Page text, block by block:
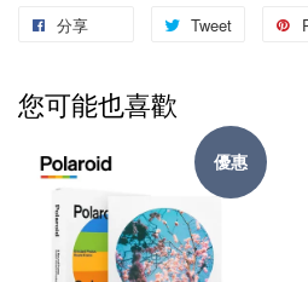
分享 Tweet
您可能也喜歡
優惠